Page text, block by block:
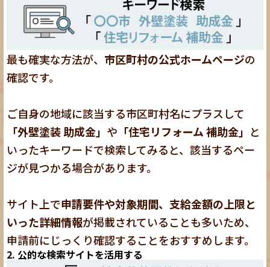
最も確実な方法が、 市区町村の公式ホームページの
確認です。
ご自身の地域に該当する市区町村名にプラスして
「外壁塗装 助成金」 や 「住宅リフォーム 補助金」 と
いったキーワードで検索してみると、該当するペー
ジが見つかる場合があります。
サイト上で申請要件や対象期間、支給金額の上限と
いった詳細情報が掲載されていることも多いため、
申請前にじっくり確認することをおすすめします。
2. 公的な検索サイトを活用する